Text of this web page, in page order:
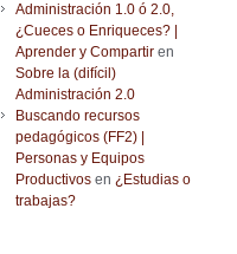
Administración 1.0 ó 2.0,
¿Cueces o Enriqueces? |
Aprender y Compartir en
Sobre la (difícil)
Administración 2.0
Buscando recursos
pedagógicos (FF2) |
Personas y Equipos
Productivos en ¿Estudias o
trabajas?